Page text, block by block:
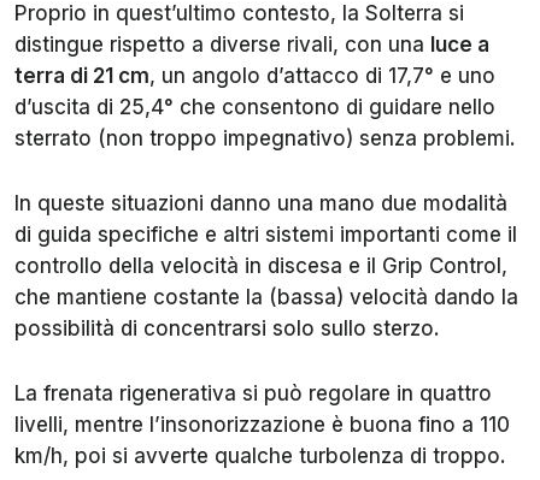
Proprio in quest’ultimo contesto, la Solterra si
distingue rispetto a diverse rivali, con una luce a
terra di 21 cm, un angolo d’attacco di 17,7° e uno
d’uscita di 25,4° che consentono di guidare nello
sterrato (non troppo impegnativo) senza problemi.
In queste situazioni danno una mano due modalità
di guida specifiche e altri sistemi importanti come il
controllo della velocità in discesa e il Grip Control,
che mantiene costante la (bassa) velocità dando la
possibilità di concentrarsi solo sullo sterzo.
La frenata rigenerativa si può regolare in quattro
livelli, mentre l’insonorizzazione è buona fino a 110
km/h, poi si avverte qualche turbolenza di troppo.